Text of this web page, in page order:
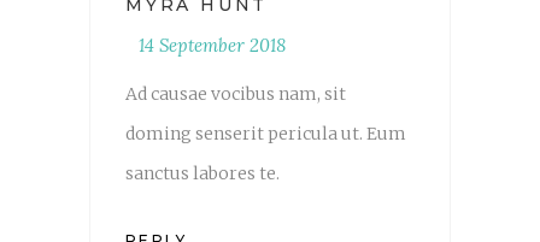
MYRA HUNT
14 September 2018
Ad causae vocibus nam, sit
doming senserit pericula ut. Eum
sanctus labores te.